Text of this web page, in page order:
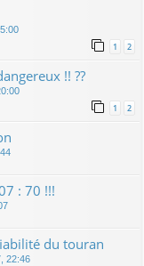
1 2
!! ??
1 2
: 70 !!!
du touran
22:46